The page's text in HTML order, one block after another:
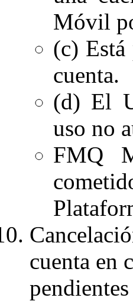
Móvil
(c)
cuenta.
(d) El
uso no
FMQ
cuenta en